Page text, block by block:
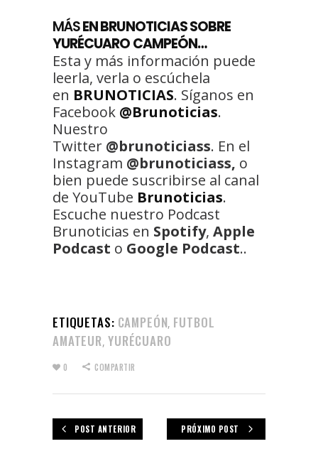
MÁSEN BRUNOTICIAS SOBRE
YURÉCUARO CAMPEÓN…
Esta y más información puede
leerla, verla o escúchela
en BRUNOTICIAS. Síganos en
Facebook @Brunoticias.
Nuestro
Twitter @brunoticiass. En el
Instagram @brunoticiass, o
bien puede suscribirse al canal
de YouTube Brunoticias.
Escuche nuestro Podcast
Brunoticias en Spotify, Apple
Podcast o Google Podcast..
ETIQUETAS: CAMPEÓN, FUTBOL
AMATEUR, YURÉCUARO
0 COMPARTIR
POST ANTERIOR PRÓXIMO POST